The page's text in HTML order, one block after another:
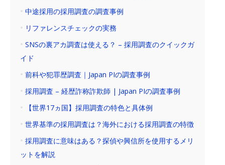
中途採用の採用調査の調査事例
リファレンスチェックの実務
SNSの裏アカ調査は使える？ – 採用調査のクイックガ
イド
前科や犯罪歴調査｜Japan PIの調査事例
採用調査 – 経歴詐称詐欺師 | Japan PIの調査事例
【世界17ヵ国】採用調査の特色と具体例
世界基準の採用調査は？海外における採用調査の特徴
採用調査に意味はある？探偵や興信所を使用するメリ
ットを解説